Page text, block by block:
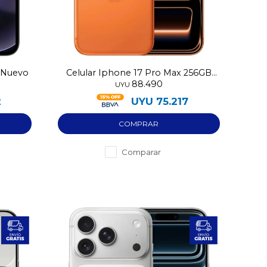
Celular Iphone 17 Pro Max 256GB
eSIM
UYU 88.490
UYU 75.217
Comparar